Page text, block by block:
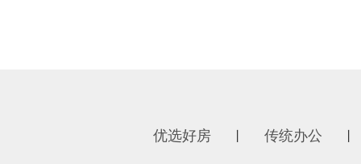
优选好房 传统办公